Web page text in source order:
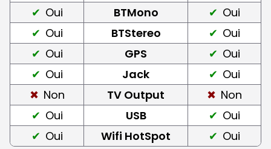
Oui
BTMono
Oui
Oui
BTStereo
Oui
Oui
GPS
Oui
Oui
Jack
Oui
Non
TV Output
Non
Oui
USB
Oui
Oui
Wifi HotSpot Oui